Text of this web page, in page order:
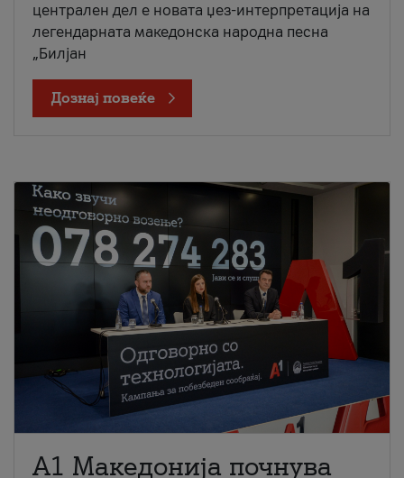
централен дел е новата џез-интерпретација на
легендарната македонска народна песна
„Билјан
Дознај повеќе
A1 Македонија почнува